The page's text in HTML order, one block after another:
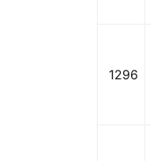
1296